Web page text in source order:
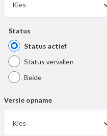
Kies
Status
Status actief
Status vervallen
Beide
Versie opname
Kies